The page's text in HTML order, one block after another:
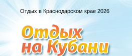
Отдых в Краснодарском крае 2026